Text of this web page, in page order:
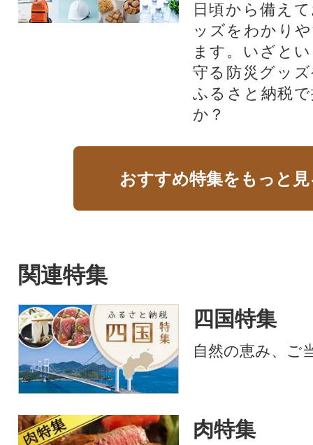
日頃から備え
ッズをわかり
ます。いざと
守る防災グッ
ふるさと納税
か？
おすすめ特集をもっと
関連特集
四国特集
自然の恵み、ご
肉特集